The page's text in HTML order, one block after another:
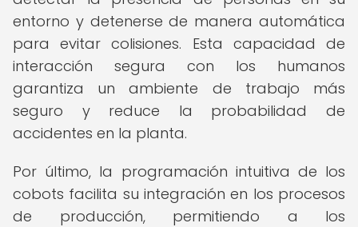
entorno y detenerse de manera automática
para evitar colisiones. Esta capacidad de
interacción segura con los humanos
garantiza un ambiente de trabajo más
seguro y reduce la probabilidad de
accidentes en la planta.
Por último, la programación intuitiva de los
cobots facilita su integración en los procesos
de producción, permitiendo a los